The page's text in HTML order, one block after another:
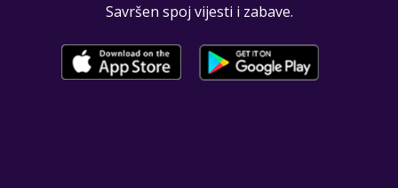
Savršen spoj vijesti i zabave.